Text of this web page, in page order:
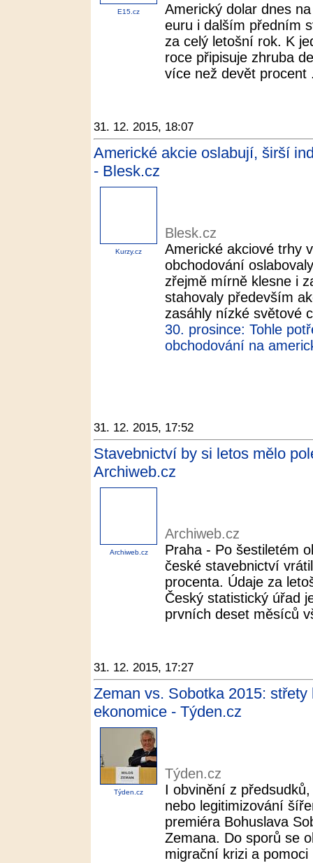
E15.cz
Americký dolar dnes
euru i dalším předním
za celý letošní rok. K
roce připisuje zhruba
více než devět procent
31. 12. 2015, 18:07
Americké akcie oslabují, širší
- Blesk.cz
Kurzy.cz
Blesk.cz
Americké akciové trhy
obchodování
zřejmě mírně klesne i
stahovaly především
zasáhly nízké světové
30. prosince: Tohle
obchodování na
31. 12. 2015, 17:52
Stavebnictví by si letos mělo
Archiweb.cz
Archiweb.cz
Archiweb.cz
Praha - Po šestiletém
české stavebnictví
procenta. Údaje za
Český statistický úřad
prvních deset měsíců
31. 12. 2015, 17:27
Zeman vs. Sobotka 2015:
ekonomice - Týden.cz
Týden.cz
Týden.cz
I obvinění z
nebo legitimizování
premiéra Bohuslava
Zemana. Do sporů se
migrační krizi a pomoci